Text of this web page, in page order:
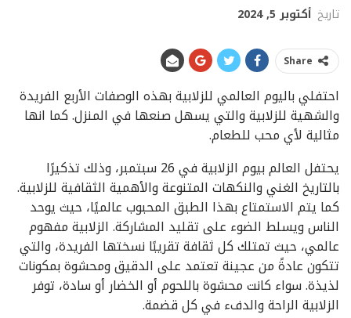
تاريخ أكتوبر 5, 2024
Share
احتفلي باليوم العالمي للزلابية بهذه الوصفات الأربع الفريدة
والشهية للزلابية والتي يسهل صنعها في المنزل. كما انها
مثالية لأي محب للطعام.
يحتفل العالم بيوم الزلابية في 26 سبتمبر، وذلك تذكيرًا
بالتاريخ الغني والنكهات المتنوعة والأهمية الثقافية للزلابية.
كما يتم الاستمتاع بهذا الطبق المحبوب عالميًا، حيث يوحد
الناس ويسلط الضوء على تقليد المشاركة. الزلابية مفهوم
عالمي، حيث تمتلك كل ثقافة تقريبًا نسختها الفريدة، والتي
تتكون عادةً من عجينة تعتمد على الدقيق ومحشوة بمكونات
لذيذة. سواء كانت محشوة باللحوم أو الخضار أو سادة، توفر
الزلابية الراحة والدفء في كل قضمة.